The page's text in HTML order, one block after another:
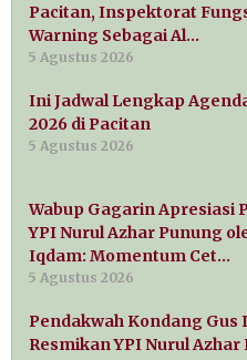
Pacitan, Inspektorat
Warning Sebagai Al…
5 Agustus 2026
Ini Jadwal Lengkap
2026 di Pacitan
5 Agustus 2026
Wabup Gagarin Apresiasi
YPI Nurul Azhar Punung
Iqdam: Momentum Cet…
5 Agustus 2026
Pendakwah Kondang Gus
Resmikan YPI Nurul Azhar